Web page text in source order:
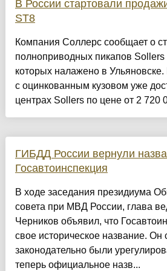
В России стартовали
ST8
Компания Соллерс сообщает о
полноприводных пикапов Sollers
которых налажено в
с оцинкованным кузовом уже
центрах Sollers по цене от 2 720
ГИБДД России вернули
Госавтоинспекция
В ходе заседания президиума
совета при МВД России, глава
Черников объявил, что
свое историческое название. Он
законодательно были
теперь официальное назв...